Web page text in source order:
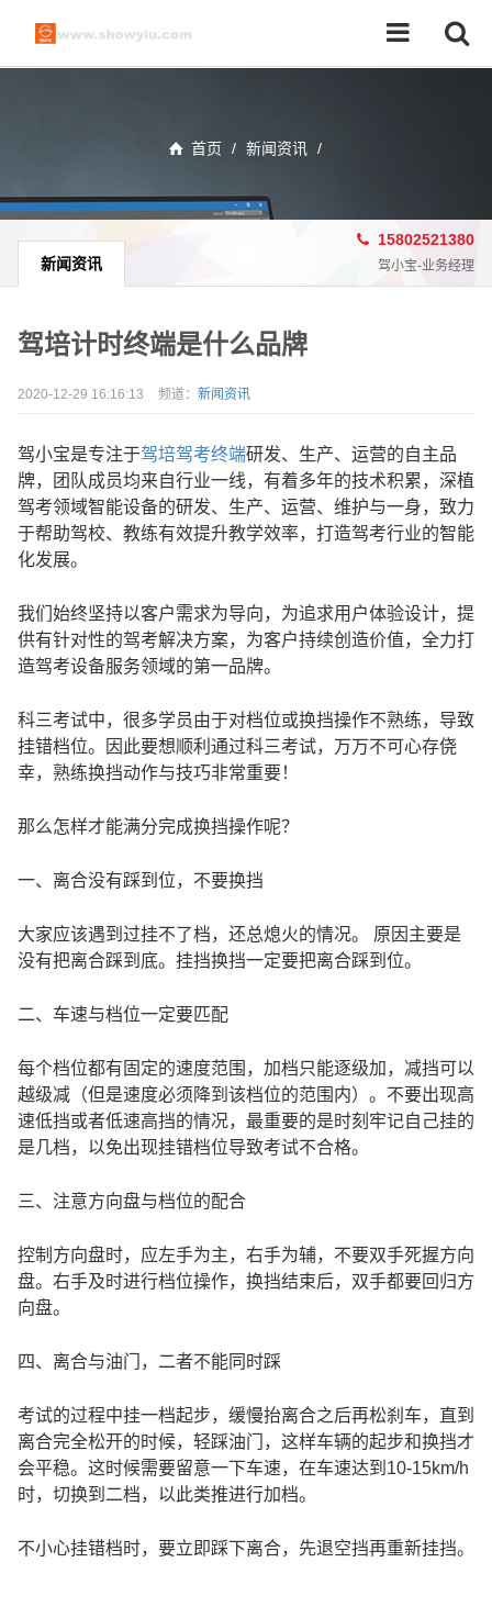
首页 / 新闻资讯 /
新闻资讯
15802521380
驾小宝-业务经理
驾培计时终端是什么品牌
2020-12-29 16:16:13 频道： 新闻资讯
驾小宝是专注于驾培驾考终端研发、生产、运营的自主品
牌，团队成员均来自行业一线，有着多年的技术积累，深植
驾考领域智能设备的研发、生产、运营、维护与一身，致力
于帮助驾校、教练有效提升教学效率，打造驾考行业的智能
化发展。
我们始终坚持以客户需求为导向，为追求用户体验设计，提
供有针对性的驾考解决方案，为客户持续创造价值，全力打
造驾考设备服务领域的第一品牌。
科三考试中，很多学员由于对档位或换挡操作不熟练，导致
挂错档位。因此要想顺利通过科三考试，万万不可心存侥
幸，熟练换挡动作与技巧非常重要！
那么怎样才能满分完成换挡操作呢？
一、离合没有踩到位，不要换挡
大家应该遇到过挂不了档，还总熄火的情况。 原因主要是
没有把离合踩到底。挂挡换挡一定要把离合踩到位。
二、车速与档位一定要匹配
每个档位都有固定的速度范围，加档只能逐级加，减挡可以
越级减（但是速度必须降到该档位的范围内）。不要出现高
速低挡或者低速高挡的情况，最重要的是时刻牢记自己挂的
是几档，以免出现挂错档位导致考试不合格。
三、注意方向盘与档位的配合
控制方向盘时，应左手为主，右手为辅，不要双手死握方向
盘。右手及时进行档位操作，换挡结束后，双手都要回归方
向盘。
四、离合与油门，二者不能同时踩
考试的过程中挂一档起步，缓慢抬离合之后再松刹车，直到
离合完全松开的时候，轻踩油门，这样车辆的起步和换挡才
会平稳。这时候需要留意一下车速，在车速达到10-15km/h
时，切换到二档，以此类推进行加档。
不小心挂错档时，要立即踩下离合，先退空挡再重新挂挡。